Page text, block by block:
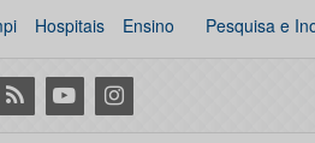
Hospitais Ensino Pesquisa e
RSS YoutubeInstagram